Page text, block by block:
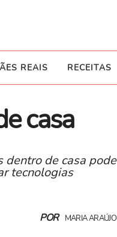
REAIS RECEITAS
casa
dentro de casa pode
tecnologias
POR MARIA ARAÚJO